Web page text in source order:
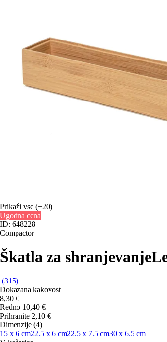
Prikaži vse (+20)
Ugodna cena
ID: 648228
Compactor
Škatla za shranjevanje
(315)
Dokazana kakovost
8,30 €
Redno 10,40 €
Prihranite 2,10 €
Dimenzije (4)
15 x 6 cm22.5 x 6 cm22.5 x 7.5 cm30 x 6.5 cm